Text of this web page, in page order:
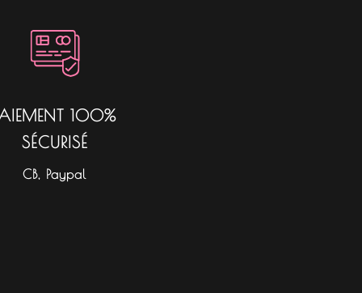
100%
SÉCURISÉ
CB, Paypal